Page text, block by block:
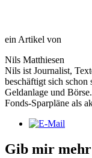
ein Artikel von
Nils Matthiesen
Nils ist Journalist,
beschäftigt sich schon
Geldanlage und
Fonds-Sparpläne als
Gib mir